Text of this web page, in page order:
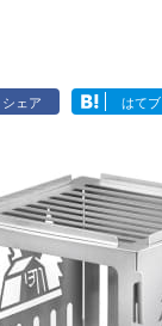
シェア はてブ